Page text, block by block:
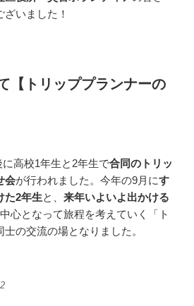
いました！
【トリッププランナーの
高校1年生と2年生で合同のトリッ
会が行われました。今年の9月にす
た2年生と、 来年いよいよ出かける
心となって旅程を考えていく「ト
の交流の場となりました。